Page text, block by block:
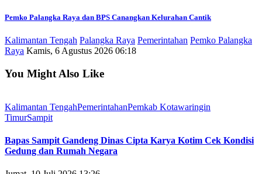
Pemko Palangka Raya dan BPS Canangkan Kelurahan Cantik
Kalimantan Tengah Palangka Raya Pemerintahan Pemko Palangka
Raya Kamis, 6 Agustus 2026 06:18
You Might Also Like
Kalimantan TengahPemerintahanPemkab Kotawaringin
TimurSampit
Bapas Sampit Gandeng Dinas Cipta Karya Kotim Cek Kondisi
Gedung dan Rumah Negara